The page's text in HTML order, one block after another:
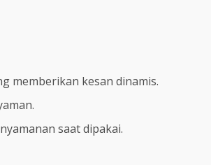
memberikan kesan dinamis.
saat dipakai.